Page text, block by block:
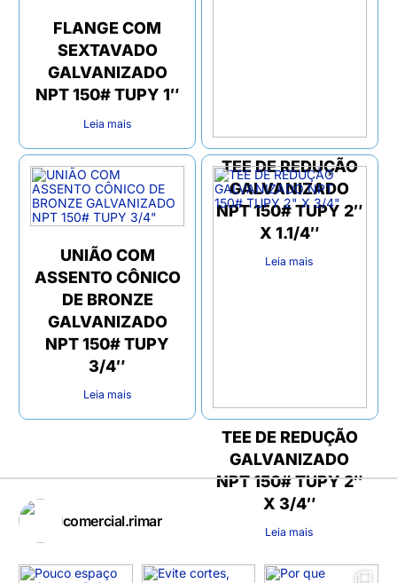
FLANGE COM
SEXTAVADO
GALVANIZADO
NPT 150# TUPY 1″
Leia mais
TEE DE REDUÇÃO
GALVANIZADO
NPT 150# TUPY 2″
X 1.1/4″
Leia mais
UNIÃO COM
ASSENTO CÔNICO
DE BRONZE
GALVANIZADO
NPT 150# TUPY
3/4″
Leia mais
TEE DE REDUÇÃO
GALVANIZADO
NPT 150# TUPY 2″
X 3/4″
Leia mais
comercial.rimar